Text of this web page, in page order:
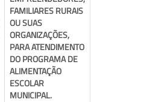
FAMILIARES RURAIS
OU SUAS
ORGANIZAÇÕES,
PARA ATENDIMENTO
DO PROGRAMA DE
ALIMENTAÇÃO
ESCOLAR
MUNICIPAL.